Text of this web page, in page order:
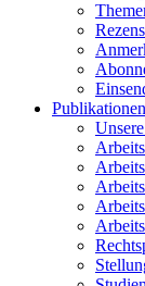
Publikationen